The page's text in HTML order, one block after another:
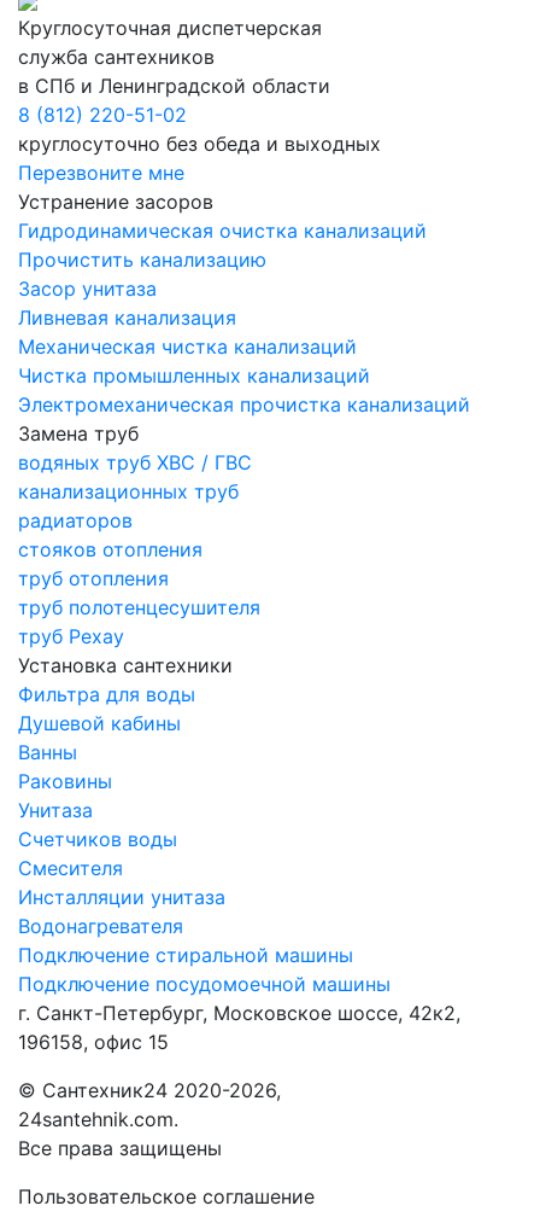
Круглосуточная диспетчерская
служба сантехников
в СПб и Ленинградской области
8 (812) 220-51-02
круглосуточно без обеда и выходных
Перезвоните мне
Устранение засоров
Гидродинамическая очистка канализаций
Прочистить канализацию
Засор унитаза
Ливневая канализация
Механическая чистка канализаций
Чистка промышленных канализаций
Электромеханическая прочистка канализаций
Замена труб
водяных труб ХВС / ГВС
канализационных труб
радиаторов
стояков отопления
труб отопления
труб полотенцесушителя
труб Рехау
Установка сантехники
Фильтра для воды
Душевой кабины
Ванны
Раковины
Унитаза
Счетчиков воды
Смесителя
Инсталляции унитаза
Водонагревателя
Подключение стиральной машины
Подключение посудомоечной машины
г. Санкт-Петербург, Московское шоссе, 42к2,
196158, офис 15
© Сантехник24 2020-2026,
24santehnik.com.
Все права защищены
Пользовательское соглашение